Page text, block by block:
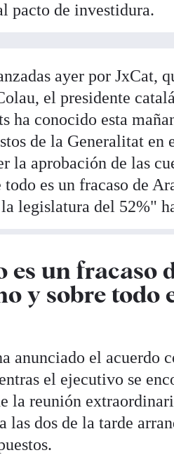
pacto de investidura.
ayer por JxCat,
el presidente
ha conocido esta
de la Generalitat en
la aprobación de las
es un fracaso de
legislatura del 52%"
es un fracaso
y sobre todo
anunciado el acuerdo
el ejecutivo se
la reunión
las dos de la tarde